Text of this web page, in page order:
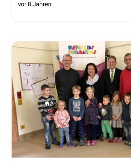
vor 8 Jahren